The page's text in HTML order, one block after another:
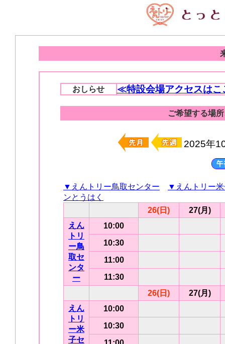
おしらせ ≪特設会場アクセスは
ご希望する場
2025年
▼えんトリー鳥取センター
▼えんトリー
ンとうはく
26(日)
27(月)
えん
トリ
ー鳥
取セ
ンタ
ー
10:00
10:30
11:00
11:30
26(日)
27(月)
えん
トリ
ー米
子セ
10:00
10:30